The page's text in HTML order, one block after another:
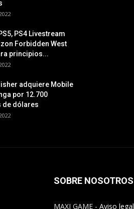
PS4 Livestream
Forbidden West
principios...
adquiere Mobile
por 12.700
de dólares
SOBRE NOSOTROS
MAXI GAME - Aviso legal